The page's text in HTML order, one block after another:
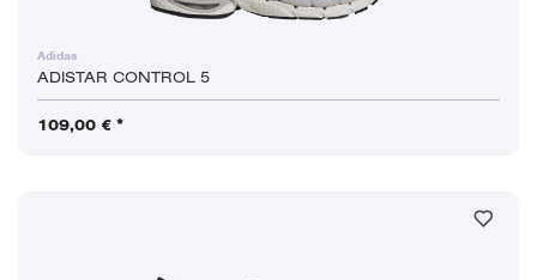
Adidas
ADISTAR CONTROL 5
109,00 € *